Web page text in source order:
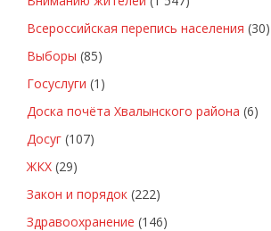
Всероссийская перепись населения (30)
Выборы (85)
Госуслуги (1)
Доска почёта Хвалынского района (6)
Досуг (107)
ЖКХ (29)
Закон и порядок (222)
Здравоохранение (146)